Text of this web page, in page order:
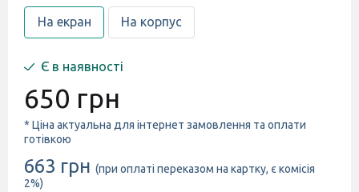
На екран На корпус
Є в наявності
650 грн
* Ціна актуальна для інтернет замовлення та оплати
готівкою
663 грн (при оплаті переказом на картку, є комісія
2%)